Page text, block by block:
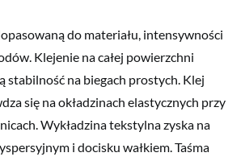
do materiału, intensywności
Klejenie na całej powierzchni
stabilność na biegach prostych. Klej
się na okładzinach elastycznych przy
Wykładzina tekstylna zyska na
i docisku wałkiem. Taśma